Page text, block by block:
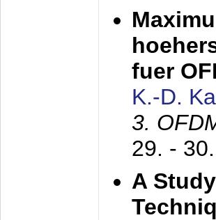
fuer
K.-D.
3.
29. -
A